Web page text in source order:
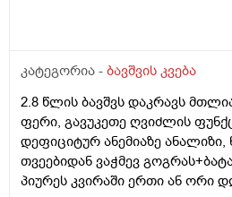
დღის 4.600 დღეს
კიდევ უნდა,ამ საღამოთი
სოსკას ისე წოვს ლამის
რო მივცეთ რამე
შეჭამა და კაი ნაქეიფარივით
ეძინა კარგად,რას გვირჩევთ
პირიქით ეძებს და
კატეგორია - ბავშვის კვება
2.8 წლის ბავშვს დაკრავს
ფერი, გავუკეთე ღვიძლის
დეფიციტურ ანემიაზე
თვეებიდან ვაჭმევ
პიურეს კვირაში ერთი ან ორი